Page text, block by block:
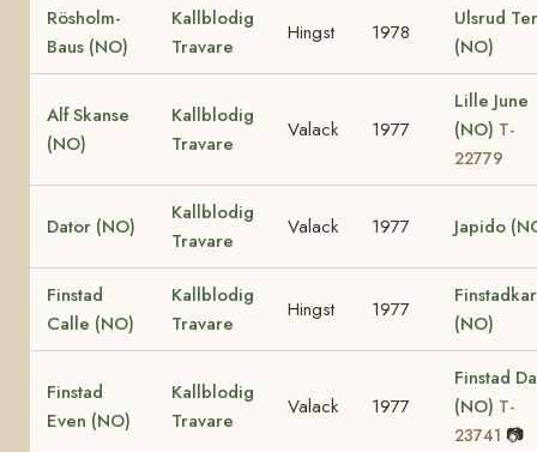
Rösholm-
Baus (NO)
Kallblodig
Travare
Hingst 1978
Ulsrud
(NO)
Alf Skanse
(NO)
Kallblodig
Travare
Valack 1977
Lille June
(NO) T-
22779
Dator (NO)
Kallblodig
Travare
Valack 1977 Japido
Finstad
Calle (NO)
Kallblodig
Travare
Hingst 1977
(NO)
Finstad
Even (NO)
Kallblodig
Travare
Valack 1977
Finstad
(NO) T-
23741 📷